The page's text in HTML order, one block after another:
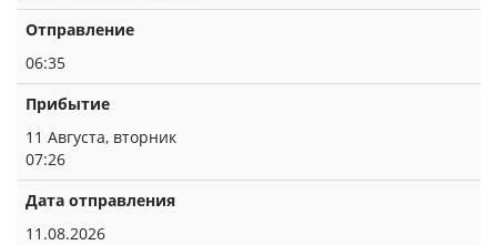
Отправление
06:35
Прибытие
11 Августа, вторник
07:26
Дата отправления
11.08.2026